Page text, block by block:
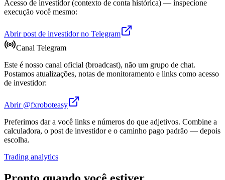
Acesso de investidor (contexto de conta histórica) — inspecione
execução você mesmo:
Abrir post de investidor no Telegram
Canal Telegram
Este é nosso canal oficial (broadcast), não um grupo de chat.
Postamos atualizações, notas de monitoramento e links como acesso
de investidor:
Abrir @fxroboteasy
Preferimos dar a você links e números do que adjetivos. Combine a
calculadora, o post de investidor e o caminho pago padrão — depois
escolha.
Trading analytics